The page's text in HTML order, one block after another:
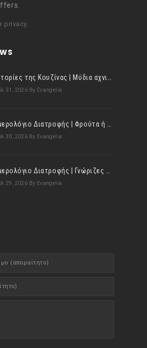
privacy.
ιστορίες της Κουζίνας | Μύδια αχνιστά σβησμένα με λευκό κρασί!
31, 2026 By Evangelia
ημερολόγιο Διατροφής | Φρούτα ή λαχανικά; Γνωρίζεις τη διαφορά;
30, 2026 By Evangelia
ημερολόγιο Διατροφής | Γνώριζες ότι, το πεπόνι περιέχει πολλές βιταμίνες;
29, 2026 By Evangelia